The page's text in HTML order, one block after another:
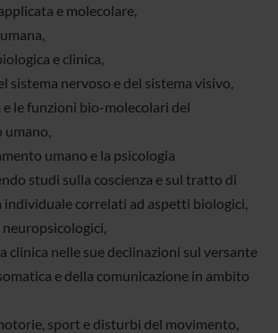
e molecolare,
e clinica,
sistema nervoso e del sistema visivo,
e le funzioni bio-molecolari del
umano,
umano e la psicologia
studi sulla coscienza e sul tratto di
individuale correlati ad aspetti biologici,
clinica nelle sue declinazioni sul versante
e della comunicazione in ambito
sport e disturbi del movimento,